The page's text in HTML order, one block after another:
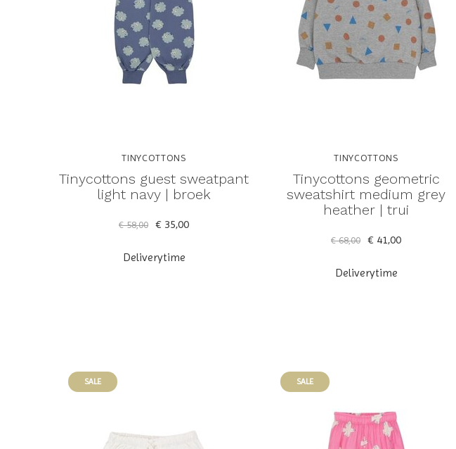
TINYCOTTONS
Tinycottons guest sweatpant
light navy | broek
€ 58,00 € 35,00
Deliverytime
TINYCOTTONS
Tinycottons geometric
sweatshirt medium grey
heather | trui
€ 68,00 € 41,00
Deliverytime
SALE SALE